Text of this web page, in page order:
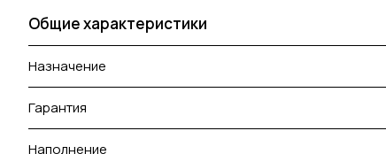
Общие характеристики
Назначение
Гарантия
Наполнение